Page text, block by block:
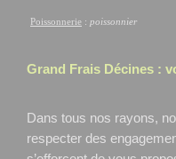
Poissonnerie : poissonnier
Grand Frais Décines :
Dans tous nos rayons,
respecter des